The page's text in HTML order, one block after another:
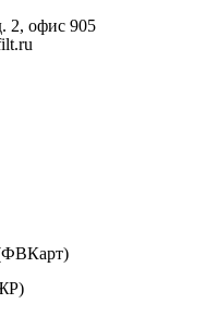
2, офис 905